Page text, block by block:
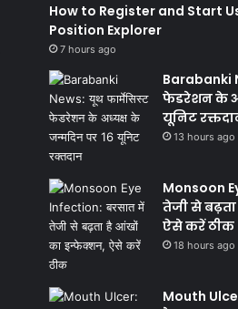
How to Register and Start
Position Explorer
7 hours ago
Barabanki
फेडरेशन के
यूनिट
13 hours ago
Monsoon
तेजी से
ऐसे करें ठीक
18 hours ago
Mouth